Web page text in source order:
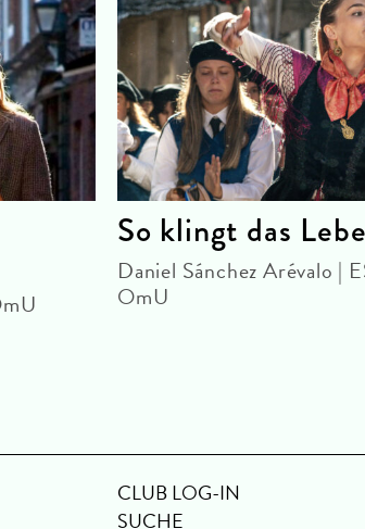
So klingt das
Daniel Sánchez Arévalo |
OmU
CLUB LOG-IN
SUCHE